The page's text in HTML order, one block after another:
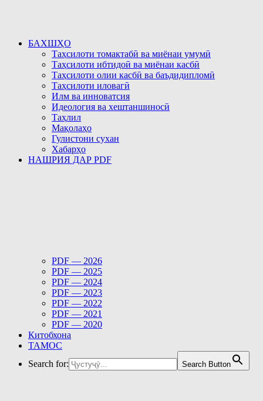
БАХШҲО
Таҳсилоти томактабӣ ва миёнаи умумӣ
Таҳсилоти ибтидоӣ ва миёнаи касбӣ
Таҳсилоти олии касбӣ ва баъдидипломӣ
Таҳсилоти иловагӣ
Илм ва инноватсия
Идеология ва хештаншиносӣ
Таҳлил
Мақолаҳо
Гулистони сухан
Хабарҳо
НАШРИЯ ДАР PDF
PDF — 2026
PDF — 2025
PDF — 2024
PDF — 2023
PDF — 2022
PDF — 2021
PDF — 2020
Китобхона
ТАМОС
Search for:
Search Button